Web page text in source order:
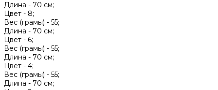
Длина - 70 см;
Цвет - 8;
Вес (грамы) - 55;
Длина - 70 см;
Цвет - 6;
Вес (грамы) - 55;
Длина - 70 см;
Цвет - 4;
Вес (грамы) - 55;
Длина - 70 см;